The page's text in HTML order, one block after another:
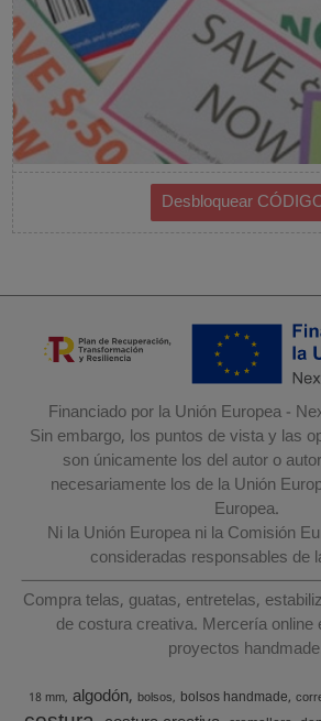
Financiado por la Unión Europea -
Sin embargo, los puntos de vista y las
son únicamente los del autor o
necesariamente los de la Unión
Europea.
Ni la Unión Europea ni la Comisión
consideradas responsables de
Compra telas, guatas, entretelas,
de costura creativa. Mercería online
proyectos
18 mm algodón bolsos bolsos handmade